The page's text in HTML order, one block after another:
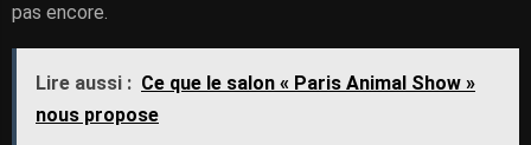
pas encore.
Lire aussi : Ce que le salon « Paris Animal Show »
nous propose